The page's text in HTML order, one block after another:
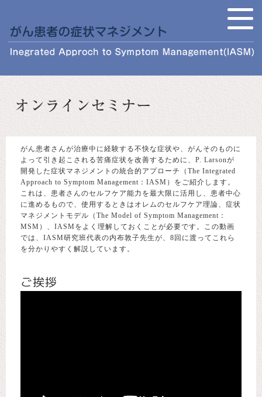
がん患者さんが治療中に経験する不快な症状や、がんそのものに
よって引き起こされる苦痛症状を改善するために、P. Larsonが
開発した症状マネジメントの統合的アプローチ（The Integrated
Approach to Symptom Management：IASM）をご紹介します。
これは、患者さんのセルフケア能力を最大限に活用し、患者中心
に進めるもので、使用するときはオレムのセルフケア理論、症状
マネジメントモデル（The Model of Symptom Management：
MSM）、IASMをよく理解しておくことが必要です。この動画
では、IASM研究班代表の内布敦子先生が、8回に渡ってこれら
を分かりやすく解説しています。
ご挨拶